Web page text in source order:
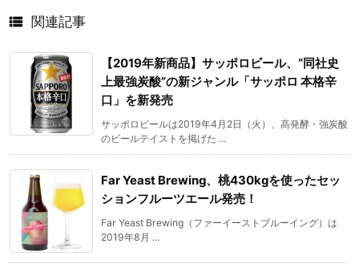
 関連記事
【2019年新商品】サッポロビール、“同社史
上最強炭酸”の新ジャンル「サッポロ 本格辛
口」を新発売
サッポロビールは2019年4月2日（火）、高発酵・強炭酸
のビールテイストを掲げた ...
Far Yeast Brewing、桃430kgを使ったセッ
ションフルーツエール発売！
Far Yeast Brewing（ファーイーストブルーイング）は
2019年8月 ...